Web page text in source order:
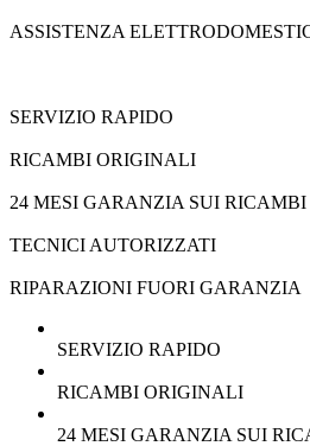
ASSISTENZA
SERVIZIO RAPIDO
RICAMBI ORIGINALI
24 MESI GARANZIA SUI RICAMBI
TECNICI AUTORIZZATI
RIPARAZIONI FUORI GARANZIA
SERVIZIO RAPIDO
RICAMBI ORIGINALI
24 MESI GARANZIA SUI